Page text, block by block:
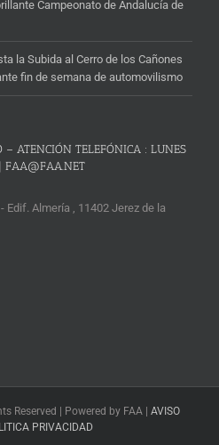
Campeonato de Andalucía de
la Subida al Cerro de los Cañones
fin de semana de automovilismo
– ATENCIÓN TELEFÓNICA : LUNES
FAA@FAA.NET
Edif. Almería , 11402 Jerez de la
Reserved | Powered by FAA | AVISO
PRIVACIDAD